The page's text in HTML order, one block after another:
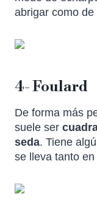
abrigar como
4- Foulard
De forma más
suele ser
seda. Tiene
se lleva tanto